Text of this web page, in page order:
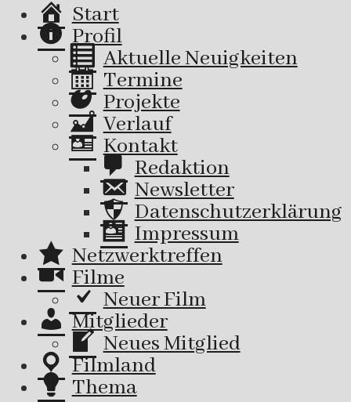
Start
Profil
Aktuelle Neuigkeiten
Termine
Projekte
Verlauf
Kontakt
Redaktion
Newsletter
Datenschutzerklärung
Impressum
Netzwerktreffen
Filme
Neuer Film
Mitglieder
Neues Mitglied
Filmland
Thema